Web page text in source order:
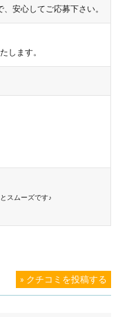
安心してご応募下さい。
します。
スムーズです♪
» クチコミを投稿する